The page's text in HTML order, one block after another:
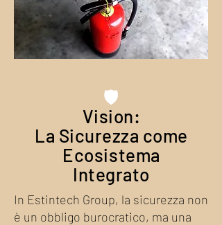
🛡️
Vision:
La Sicurezza come
Ecosistema
Integrato
In Estintech Group, la sicurezza non
è un obbligo burocratico, ma una